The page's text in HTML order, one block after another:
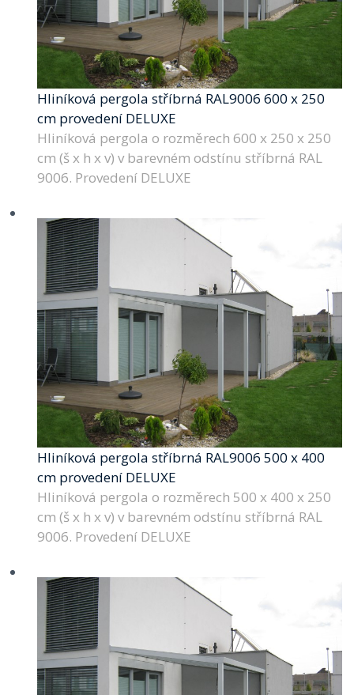
Hliníková pergola stříbrná RAL9006 600 x 250
cm provedení DELUXE
Hliníková pergola o rozměrech 600 x 250 x 250
cm (š x h x v) v barevném odstínu stříbrná RAL
9006. Provedení DELUXE
Hliníková pergola stříbrná RAL9006 500 x 400
cm provedení DELUXE
Hliníková pergola o rozměrech 500 x 400 x 250
cm (š x h x v) v barevném odstínu stříbrná RAL
9006. Provedení DELUXE